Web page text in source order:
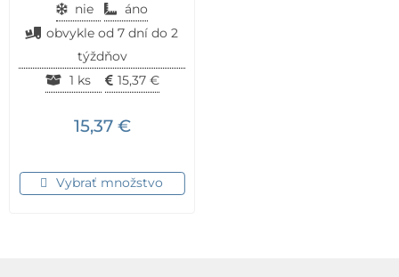
nie
áno
obvykle od 7 dní do 2
týždňov
1 ks
15,37 €
15,37 €
Vybrať množstvo